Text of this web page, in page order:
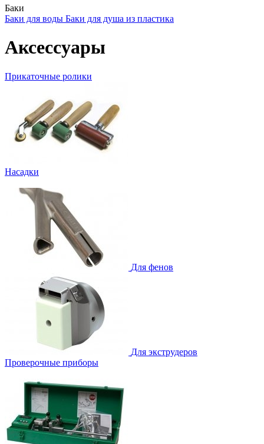
Баки
Баки для воды Баки для душа из пластика
Аксессуары
Прикаточные ролики
Насадки
Для фенов
Для экструдеров
Проверочные приборы